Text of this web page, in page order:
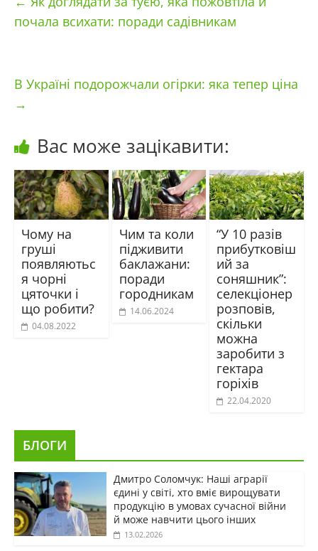
почала всихати: поради садівникам
В Україні подорожчали огірки: яка тепер ціна
→
Вас може зацікавити:
Чому на
груші
появляютьс
я чорні
цяточки і
що робити?
04.08.2022
Чим та коли
підживити
баклажани:
поради
городникам
14.06.2024
“У 10 разів
прибутковіш
ий за
соняшник”:
селекціонер
розповів,
скільки
можна
заробити з
гектара
горіхів
22.04.2020
БЛОГИ
Дмитро Соломчук: Наші аграрії
єдині у світі, хто вміє вирощувати
продукцію в умовах сучасної війни
й може навчити цього інших
13.02.2026